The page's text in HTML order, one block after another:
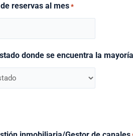
reservas al mes *
donde se encuentra la